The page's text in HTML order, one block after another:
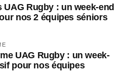
UAG Rugby : un week-end
nos 2 équipes séniors
UAG Rugby : un week-
pour nos équipes